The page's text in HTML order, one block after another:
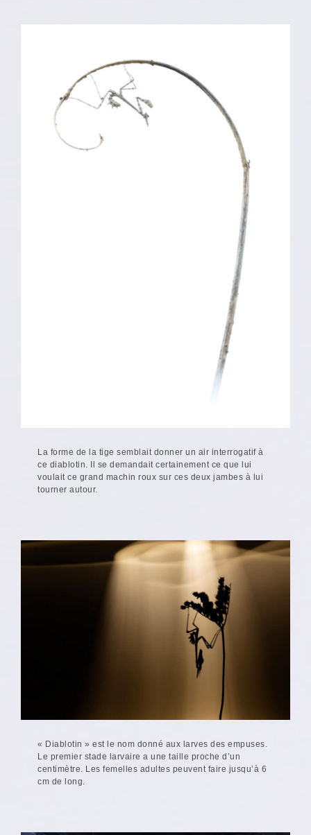
La forme de la tige semblait donner un air interrogatif à
ce diablotin. Il se demandait certainement ce que lui
voulait ce grand machin roux sur ces deux jambes à lui
tourner autour.
« Diablotin » est le nom donné aux larves des empuses.
Le premier stade larvaire a une taille proche d’un
centimètre. Les femelles adultes peuvent faire jusqu’à 6
cm de long.